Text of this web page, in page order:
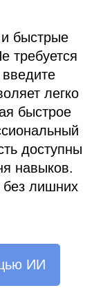
и быстрые
требуется
легко
быстрое
доступны
навыков.
без лишних
ИИ